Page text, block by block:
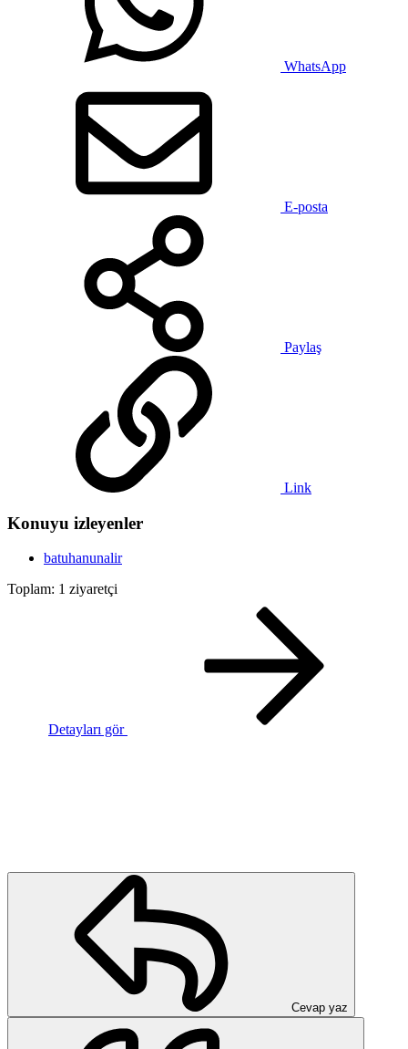
WhatsApp
E-posta
Paylaş
Link
Konuyu izleyenler
batuhanunalir
Toplam: 1 ziyaretçi
Detayları gör
Cevap yaz